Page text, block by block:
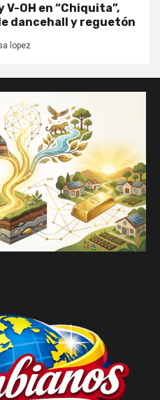
V-OH en “Chiquita”,
dancehall y reguetón
lopez